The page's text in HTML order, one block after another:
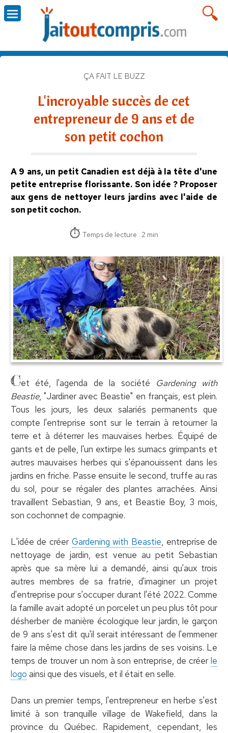
ÇA FAIT LE BUZZ
L'incroyable succès de cet
entrepreneur de 9 ans et de
son petit cochon
A 9 ans, un petit Canadien est déjà à la tête d'une
petite entreprise florissante. Son idée ? Proposer
aux gens de nettoyer leurs jardins avec l'aide de
son petit cochon.
Temps de lecture : 2 min
Cet été, l'agenda de la société Gardening with
Beastie, "Jardiner avec Beastie" en français, est plein.
Tous les jours, les deux salariés permanents que
compte l'entreprise sont sur le terrain à retourner la
terre et à déterrer les mauvaises herbes. Équipé de
gants et de pelle, l'un extirpe les sumacs grimpants et
autres mauvaises herbes qui s'épanouissent dans les
jardins en friche. Passe ensuite le second, truffe au ras
du sol, pour se régaler des plantes arrachées. Ainsi
travaillent Sebastian, 9 ans, et Beastie Boy, 3 mois,
son cochonnet de compagnie.
L'idée de créer Gardening with Beastie, entreprise de
nettoyage de jardin, est venue au petit Sebastian
après que sa mère lui a demandé, ainsi qu'aux trois
autres membres de sa fratrie, d'imaginer un projet
d'entreprise pour s'occuper durant l'été 2022. Comme
la famille avait adopté un porcelet un peu plus tôt pour
désherber de manière écologique leur jardin, le garçon
de 9 ans s'est dit qu'il serait intéressant de l'emmener
faire la même chose dans les jardins de ses voisins. Le
temps de trouver un nom à son entreprise, de créerle
logo ainsi que des visuels, et il était en selle.
Dans un premier temps, l'entrepreneur en herbe s'est
limité à son tranquille village de Wakefield, dans la
province du Québec. Rapidement, cependant, les